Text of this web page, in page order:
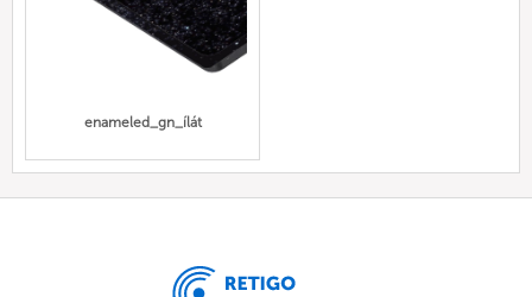
enameled_gn_ílát